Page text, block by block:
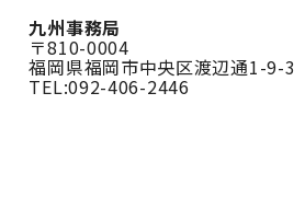
九州事務局
〒810-0004
福岡県福岡市中央区渡辺通1-9-3
TEL:092-406-2446